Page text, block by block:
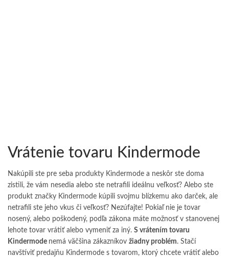
Vrátenie tovaru Kindermode
Nakúpili ste pre seba produkty Kindermode a neskôr ste doma
zistili, že vám nesedia alebo ste netrafili ideálnu veľkosť? Alebo ste
produkt značky Kindermode kúpili svojmu blízkemu ako darček, ale
netrafili ste jeho vkus či veľkosť? Nezúfajte! Pokiaľ nie je tovar
nosený, alebo poškodený, podľa zákona máte možnosť v stanovenej
lehote tovar vrátiť alebo vymeniť za iný. S vrátením tovaru
Kindermode nemá väčšina zákazníkov žiadny problém. Stačí
navštíviť predajňu Kindermode s tovarom, ktorý chcete vrátiť alebo